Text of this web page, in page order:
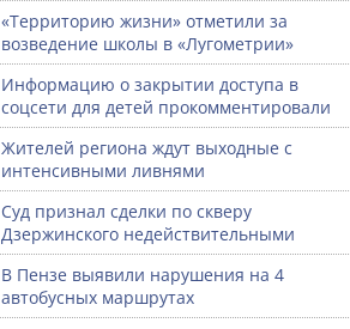
«Территорию жизни» отметили за
возведение школы в «Лугометрии»
Информацию о закрытии доступа в
соцсети для детей прокомментировали
Жителей региона ждут выходные с
интенсивными ливнями
Суд признал сделки по скверу
Дзержинского недействительными
В Пензе выявили нарушения на 4
автобусных маршрутах